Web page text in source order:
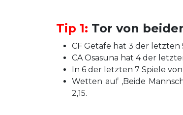
Tip 1: Tor von
CF Getafe hat 3 der letzten
CA Osasuna hat 4 der
In 6 der letzten 7 Spiele
Wetten auf ‚Beide
2,15.